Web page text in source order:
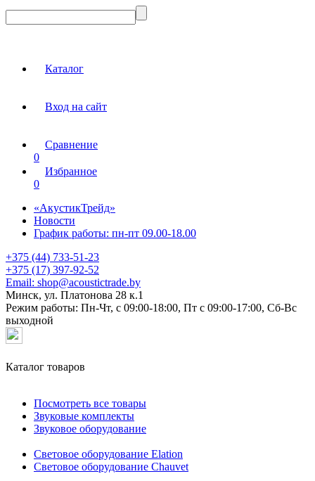
Каталог
Вход на сайт
Сравнение
0
Избранное
0
«АкустикТрейд»
Новости
График работы: пн-пт 09.00-18.00
+375 (44) 733-51-23
+375 (17) 397-92-52
Email: shop@acoustictrade.by
Минск, ул. Платонова 28 к.1
Режим работы: Пн-Чт, с 09:00-18:00, Пт с 09:00-17:00, Сб-Вс
выходной
Каталог товаров
Посмотреть все товары
Звуковые комплекты
Звуковое оборудование
Световое оборудование Elation
Cветовое оборудование Chauvet